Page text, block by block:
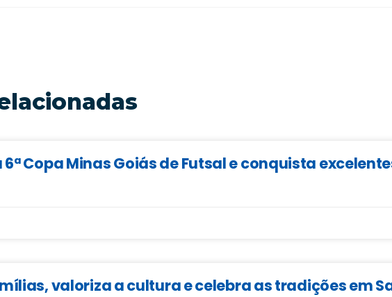
Copa Minas Goiás de Futsal e conquista
valoriza a cultura e celebra as tradições em